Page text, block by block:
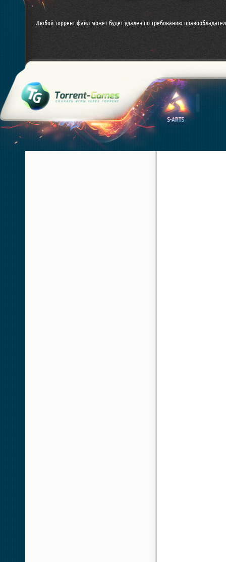
Любой торрент файл может будет удален по требованию